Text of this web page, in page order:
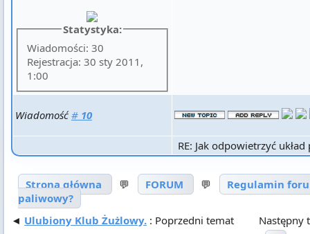
Statystyka:
Wiadomości: 30
Rejestracja: 30 sty 2011,
1:00
Wiadomość # 10
RE: Jak odpowietrzyć
Strona główna 💬 FORUM 💬
Regulamin
paliwowy?
◄ Ulubiony Klub Żużlowy.: Poprzedni temat
Następny